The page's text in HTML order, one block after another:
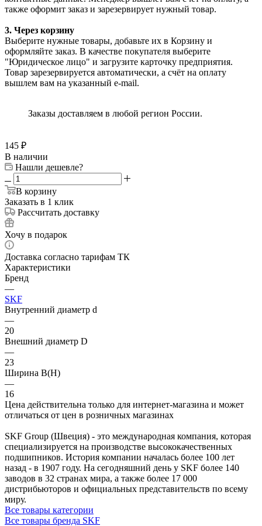
также оформит заказ и зарезервирует нужный товар.
3. Через корзину
Выберите нужные товары, добавьте их в Корзину и
оформляйте заказ. В качестве покупателя выберите
"Юридическое лицо" и загрузите карточку предприятия.
Товар зарезервируется автоматически, а счёт на оплату
вышлем вам на указанный e-mail.
Заказы доставляем в любой регион России.
145 ₽
В наличии
Нашли дешевле?
В корзину
Заказать в 1 клик
Рассчитать доставку
Хочу в подарок
Доставка согласно тарифам ТК
Характеристики
Бренд
—
SKF
Внутренний диаметр d
—
20
Внешний диаметр D
—
23
Ширина B(H)
—
16
Цена действительна только для интернет-магазина и может
отличаться от цен в розничных магазинах
SKF Group (Швеция) - это международная компания, которая
специализируется на производстве высококачественных
подшипников. История компании началась более 100 лет
назад - в 1907 году. На сегодняшний день у SKF более 140
заводов в 32 странах мира, а также более 17 000
дистрибьюторов и официальных представительств по всему
миру.
Все товары категории
Все товары бренда SKF